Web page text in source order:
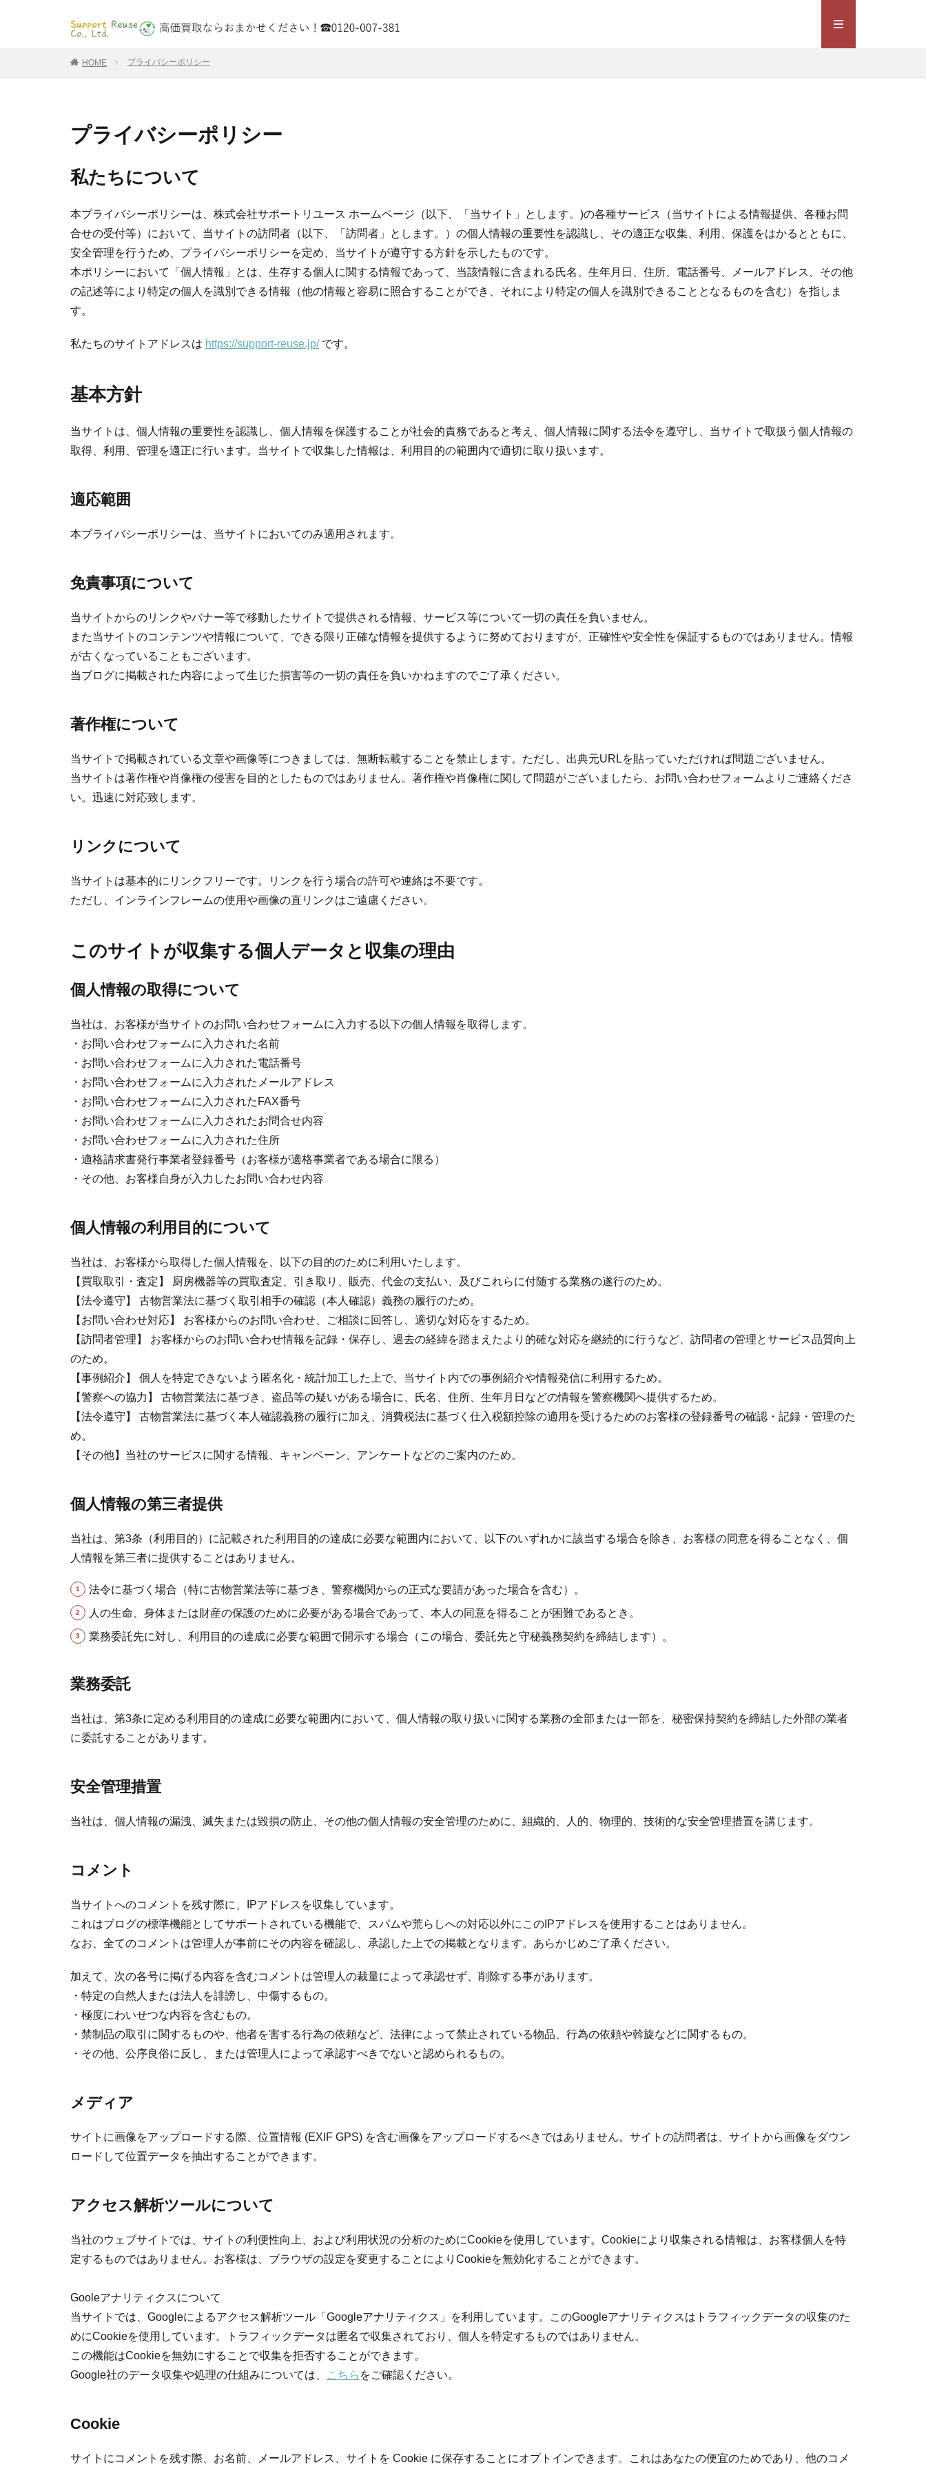
HOME プライバシーポリシー
プライバシーポリシー
私たちについて
本プライバシーポリシーは、株式会社サポートリユース ホームページ（以下、「当サイト」とします。)の各種サービス（当サイトによる情報提供、各種お問
合せの受付等）において、当サイトの訪問者（以下、「訪問者」とします。）の個人情報の重要性を認識し、その適正な収集、利用、保護をはかるとともに、
安全管理を行うため、プライバシーポリシーを定め、当サイトが遵守する方針を示したものです。
本ポリシーにおいて「個人情報」とは、生存する個人に関する情報であって、当該情報に含まれる氏名、生年月日、住所、電話番号、メールアドレス、その他
の記述等により特定の個人を識別できる情報（他の情報と容易に照合することができ、それにより特定の個人を識別できることとなるものを含む）を指しま
す。
私たちのサイトアドレスは https://support-reuse.jp/です。
基本方針
当サイトは、個人情報の重要性を認識し、個人情報を保護することが社会的責務であると考え、個人情報に関する法令を遵守し、当サイトで取扱う個人情報の
取得、利用、管理を適正に行います。当サイトで収集した情報は、利用目的の範囲内で適切に取り扱います。
適応範囲
本プライバシーポリシーは、当サイトにおいてのみ適用されます。
免責事項について
当サイトからのリンクやバナー等で移動したサイトで提供される情報、サービス等について一切の責任を負いません。
また当サイトのコンテンツや情報について、できる限り正確な情報を提供するように努めておりますが、正確性や安全性を保証するものではありません。情報
が古くなっていることもございます。
当ブログに掲載された内容によって生じた損害等の一切の責任を負いかねますのでご了承ください。
著作権について
当サイトで掲載されている文章や画像等につきましては、無断転載することを禁止します。ただし、出典元URLを貼っていただければ問題ございません。
当サイトは著作権や肖像権の侵害を目的としたものではありません。著作権や肖像権に関して問題がございましたら、お問い合わせフォームよりご連絡くださ
い。迅速に対応致します。
リンクについて
当サイトは基本的にリンクフリーです。リンクを行う場合の許可や連絡は不要です。
ただし、インラインフレームの使用や画像の直リンクはご遠慮ください。
このサイトが収集する個人データと収集の理由
個人情報の取得について
当社は、お客様が当サイトのお問い合わせフォームに入力する以下の個人情報を取得します。
・お問い合わせフォームに入力された名前
・お問い合わせフォームに入力された電話番号
・お問い合わせフォームに入力されたメールアドレス
・お問い合わせフォームに入力されたFAX番号
・お問い合わせフォームに入力されたお問合せ内容
・お問い合わせフォームに入力された住所
・適格請求書発行事業者登録番号（お客様が適格事業者である場合に限る）
・その他、お客様自身が入力したお問い合わせ内容
個人情報の利用目的について
当社は、お客様から取得した個人情報を、以下の目的のために利用いたします。
【買取取引・査定】 厨房機器等の買取査定、引き取り、販売、代金の支払い、及びこれらに付随する業務の遂行のため。
【法令遵守】 古物営業法に基づく取引相手の確認（本人確認）義務の履行のため。
【お問い合わせ対応】 お客様からのお問い合わせ、ご相談に回答し、適切な対応をするため。
【訪問者管理】 お客様からのお問い合わせ情報を記録・保存し、過去の経緯を踏まえたより的確な対応を継続的に行うなど、訪問者の管理とサービス品質向上
のため。
【事例紹介】 個人を特定できないよう匿名化・統計加工した上で、当サイト内での事例紹介や情報発信に利用するため。
【警察への協力】 古物営業法に基づき、盗品等の疑いがある場合に、氏名、住所、生年月日などの情報を警察機関へ提供するため。
【法令遵守】 古物営業法に基づく本人確認義務の履行に加え、消費税法に基づく仕入税額控除の適用を受けるためのお客様の登録番号の確認・記録・管理のた
め。
【その他】当社のサービスに関する情報、キャンペーン、アンケートなどのご案内のため。
個人情報の第三者提供
当社は、第3条（利用目的）に記載された利用目的の達成に必要な範囲内において、以下のいずれかに該当する場合を除き、お客様の同意を得ることなく、個
人情報を第三者に提供することはありません。
法令に基づく場合（特に古物営業法等に基づき、警察機関からの正式な要請があった場合を含む）。
人の生命、身体または財産の保護のために必要がある場合であって、本人の同意を得ることが困難であるとき。
業務委託先に対し、利用目的の達成に必要な範囲で開示する場合（この場合、委託先と守秘義務契約を締結します）。
業務委託
当社は、第3条に定める利用目的の達成に必要な範囲内において、個人情報の取り扱いに関する業務の全部または一部を、秘密保持契約を締結した外部の業者
に委託することがあります。
安全管理措置
当社は、個人情報の漏洩、滅失または毀損の防止、その他の個人情報の安全管理のために、組織的、人的、物理的、技術的な安全管理措置を講じます。
コメント
当サイトへのコメントを残す際に、IPアドレスを収集しています。
これはブログの標準機能としてサポートされている機能で、スパムや荒らしへの対応以外にこのIPアドレスを使用することはありません。
なお、全てのコメントは管理人が事前にその内容を確認し、承認した上での掲載となります。あらかじめご了承ください。
加えて、次の各号に掲げる内容を含むコメントは管理人の裁量によって承認せず、削除する事があります。
・特定の自然人または法人を誹謗し、中傷するもの。
・極度にわいせつな内容を含むもの。
・禁制品の取引に関するものや、他者を害する行為の依頼など、法律によって禁止されている物品、行為の依頼や斡旋などに関するもの。
・その他、公序良俗に反し、または管理人によって承認すべきでないと認められるもの。
メディア
サイトに画像をアップロードする際、位置情報 (EXIF GPS) を含む画像をアップロードするべきではありません。サイトの訪問者は、サイトから画像をダウン
ロードして位置データを抽出することができます。
アクセス解析ツールについて
当社のウェブサイトでは、サイトの利便性向上、および利用状況の分析のためにCookieを使用しています。Cookieにより収集される情報は、お客様個人を特
定するものではありません。お客様は、ブラウザの設定を変更することによりCookieを無効化することができます。
Gooleアナリティクスについて
当サイトでは、Googleによるアクセス解析ツール「Googleアナリティクス」を利用しています。このGoogleアナリティクスはトラフィックデータの収集のた
めにCookieを使用しています。トラフィックデータは匿名で収集されており、個人を特定するものではありません。
この機能はCookieを無効にすることで収集を拒否することができます。
Google社のデータ収集や処理の仕組みについては、
こちら をご確認ください。
Cookie
サイトにコメントを残す際、お名前、メールアドレス、サイトを Cookie に保存することにオプトインできます。これはあなたの便宜のためであり、他のコメ